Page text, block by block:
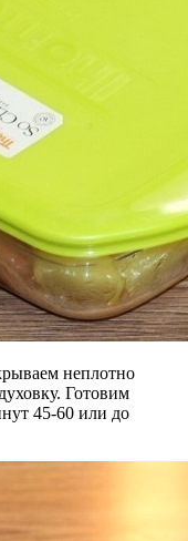
неплотно
Готовим
45-60 или до